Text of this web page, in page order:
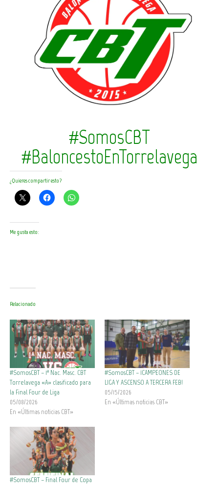
#SomosCBT
#BaloncestoEnTorrelavega
¿Quieres compartir esto?
Me gusta esto:
Relacionado
#SomosCBT – 1ª Nac. Masc. CBT
Torrelavega «A» clasificado para
la Final Four de Liga
05/08/2026
En «Últimas noticias CBT»
#SomosCBT – ¡CAMPEONES DE
LIGA Y ASCENSO A TERCERA FEB!
05/15/2026
En «Últimas noticias CBT»
#SomosCBT – Final Four de Copa